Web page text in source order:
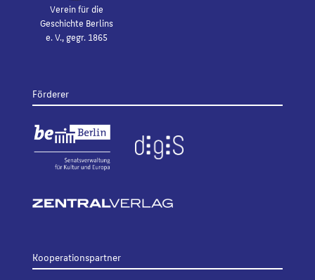
Verein für die
Geschichte Berlins
e. V., gegr. 1865
Förderer
Kooperationspartner